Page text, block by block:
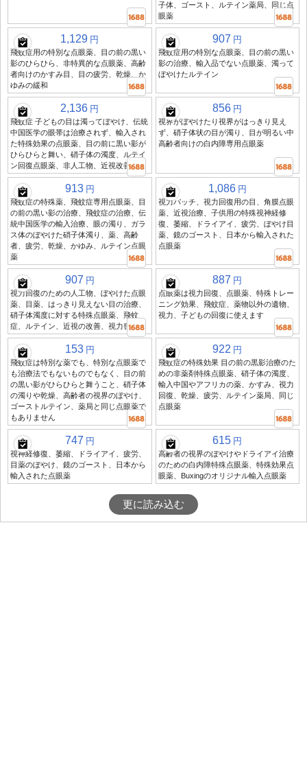
子体、ゴースト、ルテイン薬局、同じ点
眼薬
1,129 円
飛蚊症用の特別な点眼薬、目の前の黒い
影のひらひら、非特異的な点眼薬、高齢
者向けのかすみ目、目の疲労、乾燥、か
ゆみの緩和
907 円
飛蚊症用の特別な点眼薬、目の前の黒い
影の治療、輸入品でない点眼薬、濁って
ぼやけたルテイン
2,136 円
飛蚊症 子どもの目は濁ってぼやけ、伝統
中国医学の眼帯は治療されず、輸入され
た特殊効果の点眼薬、目の前に黒い影が
ひらひらと舞い、硝子体の濁度、ルテイ
ン回復点眼薬、非人工物、近視改善
856 円
視界がぼやけたり視界がはっきり見え
ず、硝子体状の目が濁り、目が明るい中
高齢者向けの白内障専用点眼薬
913 円
飛蚊症の特殊薬、飛蚊症専用点眼薬、目
の前の黒い影の治療、飛蚊症の治療、伝
統中国医学の輸入治療、眼の濁り、ガラ
ス体のぼやけた硝子体濁り、薬、高齢
者、疲労、乾燥、かゆみ、ルテイン点眼
薬
1,086 円
視力パッチ、視力回復用の目、角膜点眼
薬、近視治療、子供用の特殊視神経修
復、萎縮、ドライアイ、疲労、ぼやけ目
薬、鏡のゴースト、日本から輸入された
点眼薬
907 円
視力回復のための人工物、ぼやけた点眼
薬、目薬、はっきり見えない目の治療、
硝子体濁度に対する特殊点眼薬、飛蚊
症、ルテイン、近視の改善、視力喪失
887 円
点眼薬は視力回復、点眼薬、特殊トレー
ニング効果、飛蚊症、薬物以外の遺物、
視力、子どもの回復に使えます
153 円
飛蚊症は特別な薬でも、特別な点眼薬で
も治療法でもないものでもなく、目の前
の黒い影がひらひらと舞うこと、硝子体
の濁りや乾燥、高齢者の視界のぼやけ、
ゴーストルテイン、薬局と同じ点眼薬で
もありません
922 円
飛蚊症の特殊効果 目の前の黒影治療のた
めの非薬剤特殊点眼薬、硝子体の濁度、
輸入中国やアフリカの薬、かすみ、視力
回復、乾燥、疲労、ルテイン薬局、同じ
点眼薬
747 円
視神経修復、萎縮、ドライアイ、疲労、
目薬のぼやけ、鏡のゴースト、日本から
輸入された点眼薬
615 円
高齢者の視界のぼやけやドライアイ治療
のための白内障特殊点眼薬、特殊効果点
眼薬、Buxingのオリジナル輸入点眼薬
更に読み込む